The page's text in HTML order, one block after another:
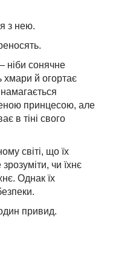
з нею.
ніби сонячне
хмари й огортає
принцесою, але
в тіні свого
світі, що їх
чи їхнє
Однак їх
привид.